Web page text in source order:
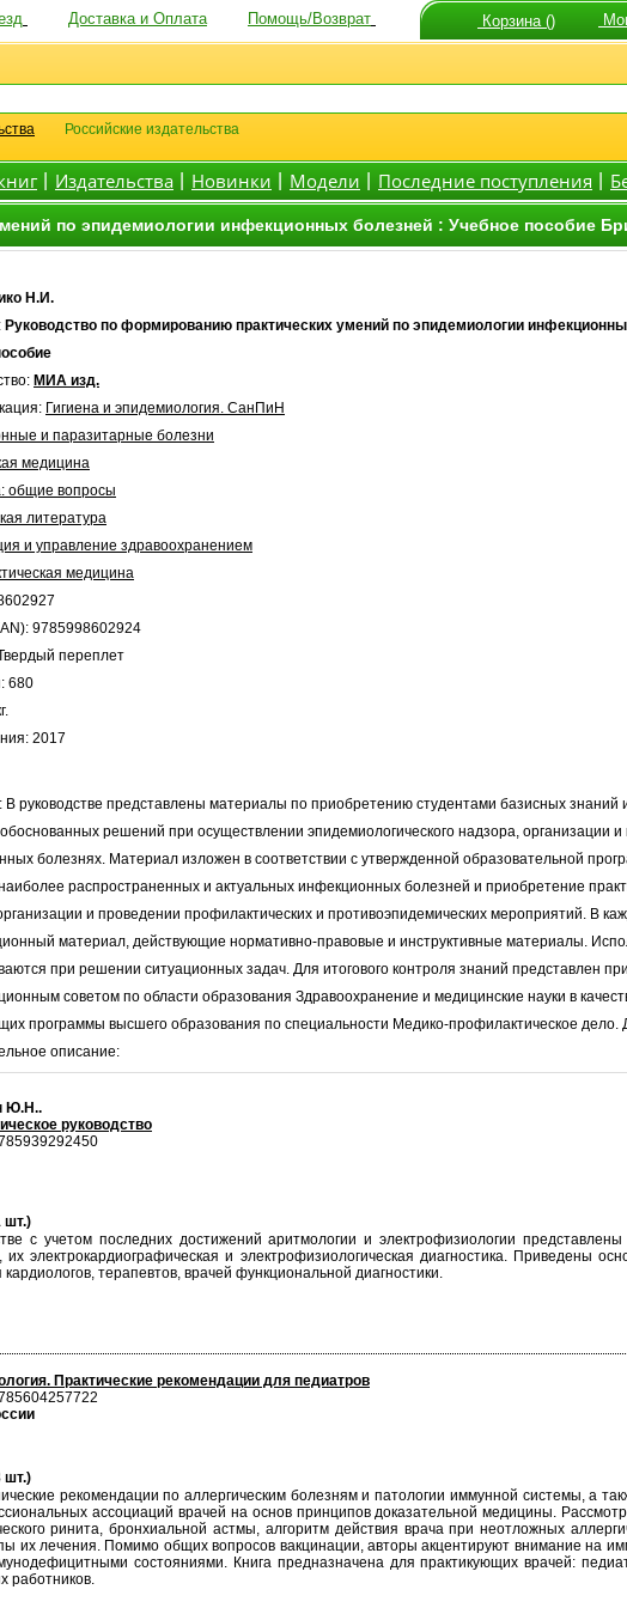
Доставка и Оплата Помощь/Возврат Корзина ()
Российские издательства
Издательства Новинки Модели Последние поступления
по эпидемиологии инфекционных болезней : Учебное пособие
Н.И.
Руководство по формированию практических умений по эпидемиологии
МИА изд.
Гигиена и эпидемиология. СанПиН
и паразитарные болезни
медицина
общие вопросы
литература
и управление здравоохранением
медицина
9785998602924
переплет
680
2017
руководстве представлены материалы по приобретению студентами базисных знаний
решений при осуществлении эпидемиологического надзора, организации
болезнях. Материал изложен в соответствии с утвержденной образовательной
распространенных и актуальных инфекционных болезней и приобретение
и проведении профилактических и противоэпидемических мероприятий. В
материал, действующие нормативно-правовые и инструктивные материалы.
при решении ситуационных задач. Для итогового контроля знаний представлен
советом по области образования Здравоохранение и медицинские науки в
программы высшего образования по специальности Медико-профилактическое дело.
описание:
Ю.Н..
руководство
шт.)
с учетом последних достижений аритмологии и электрофизиологии
электрокардиографическая и электрофизиологическая диагностика. Приведены
терапевтов, врачей функциональной диагностики.
Практические рекомендации для педиатров
шт.)
рекомендации по аллергическим болезням и патологии иммунной системы, а
ассоциаций врачей на основ принципов доказательной медицины.
ринита, бронхиальной астмы, алгоритм действия врача при неотложных
лечения. Помимо общих вопросов вакцинации, авторы акцентируют внимание на
состояниями. Книга предназначена для практикующих врачей:
работников.